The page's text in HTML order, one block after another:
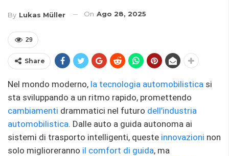
By Lukas Müller On Ago 28, 2025
29
Share
Nel mondo moderno, la tecnologia automobilistica si
sta sviluppando a un ritmo rapido, promettendo
cambiamenti drammatici nel futuro dell’industria
automobilistica. Dalle auto a guida autonoma ai
sistemi di trasporto intelligenti, queste innovazioni non
solo miglioreranno il comfort di guida, ma